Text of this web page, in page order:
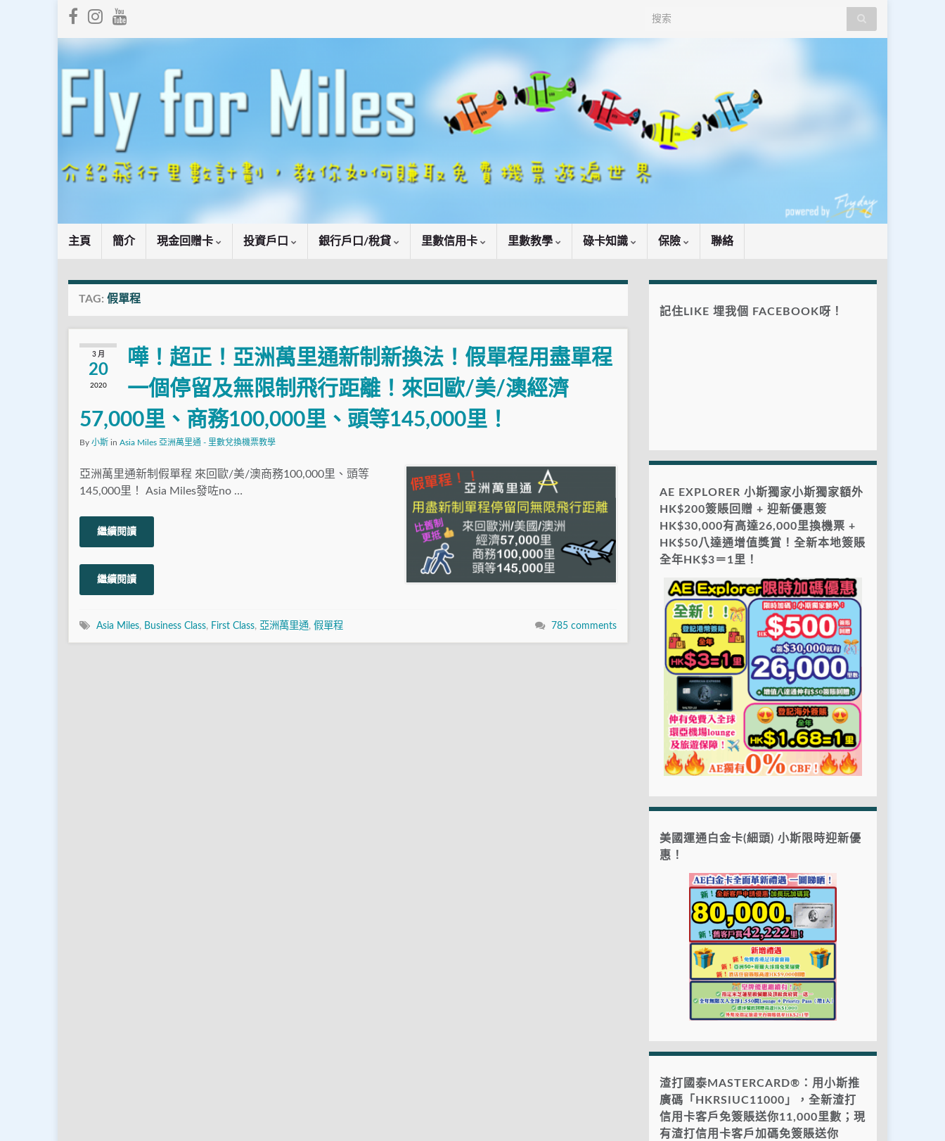
Search for:
主頁 簡介 現金回贈卡 投資戶口 銀行戶口/稅貸 里數信用卡 里數教學 碌卡知識 保險 聯絡
TAG: 假單程
3 月
20
2020
嘩！超正！亞洲萬里通新制新換法！假單程用盡單程
一個停留及無限制飛行距離！來回歐/美/澳經濟
57,000里、商務100,000里、頭等145,000里！
By 小斯 in Asia Miles 亞洲萬里通 - 里數兌換機票教學
亞洲萬里通新制假單程 來回歐/美/澳商務100,000里、頭等
145,000里！ Asia Miles發咗no …
繼續閱讀
繼續閱讀
Asia Miles, Business Class, First Class, 亞洲萬里通, 假單程 785 comments
記住LIKE 埋我個 FACEBOOK呀！
AE EXPLORER 小斯獨家小斯獨家額外
HK$200簽賬回贈 + 迎新優惠簽
HK$30,000有高達26,000里換機票 +
HK$50八達通增值獎賞！全新本地簽賬
全年HK$3＝1里！
美國運通白金卡(細頭) 小斯限時迎新優
惠！
渣打國泰MASTERCARD®：用小斯推
廣碼「HKRSIUC11000」，全新渣打
信用卡客戶免簽賬送你11,000里數；現
有渣打信用卡客戶加碼免簽賬送你